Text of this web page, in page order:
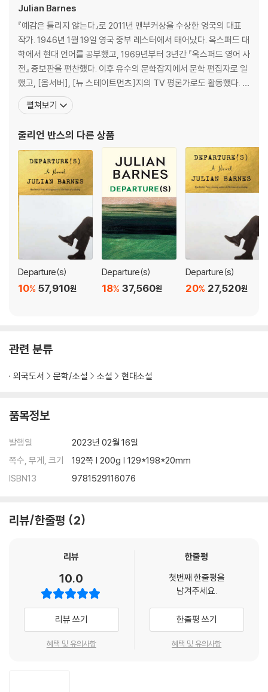
ass. Tasked with unpacking her notebooks after her death, N
eil encounters once again Elizabeth's astonishing ideas on the
past and on how to make sense of the present.
But Elizabeth was much more than a scholar. Her secrets are
waiting to be revealed . . . and will change Neil's view of the wo
rld forever.
[Barnes] fills this book with instances of its exhilarating p
ower' Sunday Times
'A lyrical, thoughtful and intriguing exploration of love, gr
ief and the collective myths of history' Booklist
Julian Barnes
『예감은 틀리지 않는다』로 2011년 맨부커상을 수상한 영국의 대표
작가. 1946년 1월 19일 영국 중부 레스터에서 태어났다. 옥스퍼드 대
학에서 현대 언어를 공부했고, 1969년부터 3년간 『옥스퍼드 영어 사
전』 증보판을 편찬했다. 이후 유수의 문학잡지에서 문학 편집자로 일
했고, [옵서버], [뉴 스테이트먼츠]지의 TV 평론가로도 활동했다. 1
980년에 출간된 첫 장편소설 『메트로랜드』로 서머싯몸상을 받으며
화려하게 등단해, 『나를 만나기 전 그녀는』 『플로베르의 앵무새』 『태
슴도치』 『잉글랜
펼쳐보기
줄리언 반스의 다른 상품
Departure(s)
57,910원
10%
Departure(s)
37,560원
18%
Departure(s)
27,520원
20%
관련 분류
외국도서 문학/소설 소설 현대소설
품목정보
발행일
2023년 02월 16일
쪽수, 무게, 크기
192쪽 | 200g | 129*198*20mm
ISBN13
9781529116076
리뷰/한줄평 2
리뷰
10.0
리뷰 쓰기
혜택 및 유의사항
한줄평
첫번째 한줄평을
남겨주세요.
한줄평 쓰기
혜택 및 유의사항